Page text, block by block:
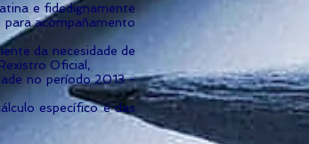
e fidedignamente
para acompañamento
da necesidade de
Oficial,
no período 2013 -
específico e das